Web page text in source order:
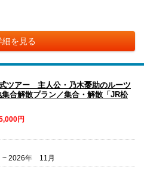
細を見る
ツアー 主人公・乃木憂助のルーツ
合解散プラン／集合・解散「JR松
円
2026年 11月